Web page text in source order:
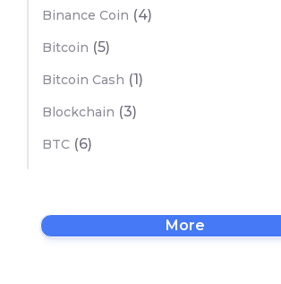
Binance Coin (4)
Bitcoin (5)
Bitcoin Cash (1)
Blockchain (3)
BTC (6)
More